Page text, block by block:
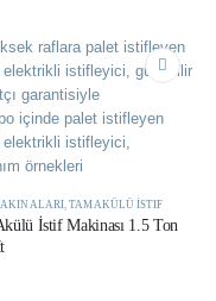
, TAM AKÜLÜ İSTIF
İstif Makinası 1.5 Ton